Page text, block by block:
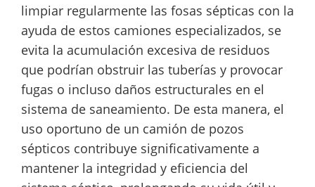
limpiar regularmente las fosas sépticas con la
ayuda de estos camiones especializados, se
evita la acumulación excesiva de residuos
que podrían obstruir las tuberías y provocar
fugas o incluso daños estructurales en el
sistema de saneamiento. De esta manera, el
uso oportuno de un camión de pozos
sépticos contribuye significativamente a
mantener la integridad y eficiencia del